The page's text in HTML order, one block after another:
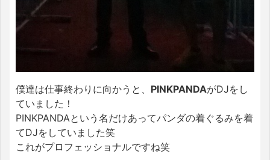
僕達は仕事終わりに向かうと、 PINKPANDAがDJをし
ていました！
PINKPANDAという名だけあってパンダの着ぐるみを着
てDJをしていました笑
これがプロフェッショナルですね笑